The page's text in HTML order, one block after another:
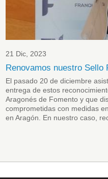
21 Dic, 2023
Renovamos nuestro Sello
El pasado 20 de diciembre
entrega de estos
Aragonés de Fomento y que
comprometidas con medidas
en Aragón. En nuestro caso,